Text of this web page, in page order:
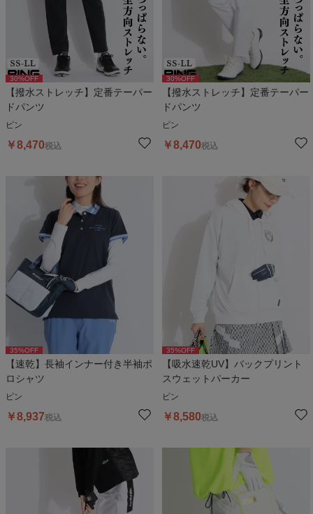
30%OFF
【撥水ストレッチ】定番テーパー
ドパンツ
ピン
￥8,470税込
30%OFF
【撥水ストレッチ】定番テーパー
ドパンツ
ピン
￥8,470税込
35%OFF
【速乾】長袖インナー付き半袖ポ
ロシャツ
ピン
￥8,937税込
35%OFF
【吸水速乾UV】バックプリント
スウェットパーカー
ピン
￥8,580税込